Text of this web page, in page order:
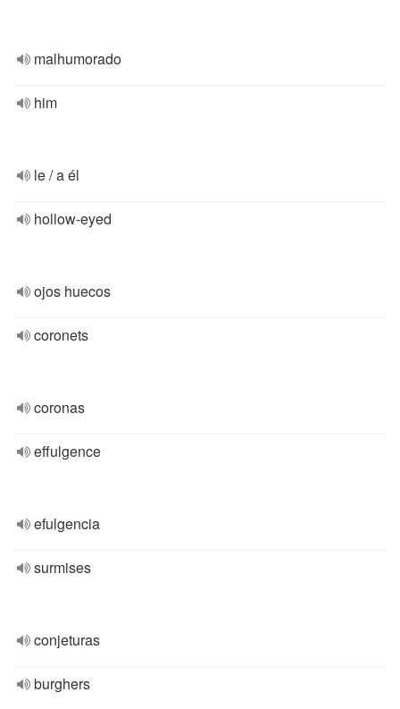
malhumorado
him
le / a él
hollow-eyed
ojos huecos
coronets
coronas
effulgence
efulgencia
surmises
conjeturas
burghers